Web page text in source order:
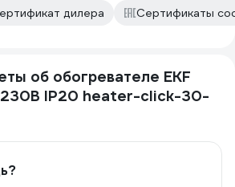
дилера Сертификаты
об обогревателе EKF
230В IP20 heater-click-30-